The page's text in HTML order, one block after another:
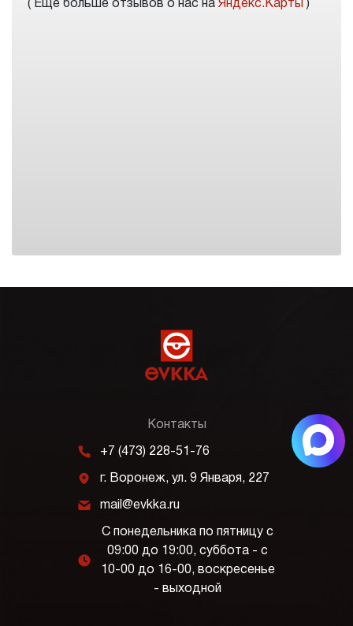
( Еще больше отзывов о нас на Яндекс.Карты )
Контакты
m +7 (473) 228-51-76
j г. Воронеж, ул. 9 Января, 227
k mail@evkka.ru
l
С понедельника по пятницу с
09:00 до 19:00, суббота - с
10-00 до 16-00, воскресенье
- выходной